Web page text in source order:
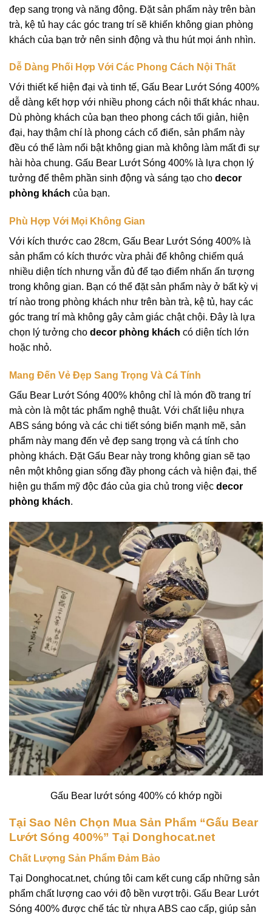
đẹp sang trọng và năng động. Đặt sản phẩm này trên bàn
trà, kệ tủ hay các góc trang trí sẽ khiến không gian phòng
khách của bạn trở nên sinh động và thu hút mọi ánh nhìn.
Dễ Dàng Phối Hợp Với Các Phong Cách Nội Thất
Với thiết kế hiện đại và tinh tế, Gấu Bear Lướt Sóng 400%
dễ dàng kết hợp với nhiều phong cách nội thất khác nhau.
Dù phòng khách của bạn theo phong cách tối giản, hiện
đại, hay thậm chí là phong cách cổ điển, sản phẩm này
đều có thể làm nổi bật không gian mà không làm mất đi sự
hài hòa chung. Gấu Bear Lướt Sóng 400% là lựa chọn lý
tưởng để thêm phần sinh động và sáng tạo cho decor
phòng khách của bạn.
Phù Hợp Với Mọi Không Gian
Với kích thước cao 28cm, Gấu Bear Lướt Sóng 400% là
sản phẩm có kích thước vừa phải để không chiếm quá
nhiều diện tích nhưng vẫn đủ để tạo điểm nhấn ấn tượng
trong không gian. Bạn có thể đặt sản phẩm này ở bất kỳ vị
trí nào trong phòng khách như trên bàn trà, kệ tủ, hay các
góc trang trí mà không gây cảm giác chật chội. Đây là lựa
chọn lý tưởng cho decor phòng khách có diện tích lớn
hoặc nhỏ.
Mang Đến Vẻ Đẹp Sang Trọng Và Cá Tính
Gấu Bear Lướt Sóng 400% không chỉ là món đồ trang trí
mà còn là một tác phẩm nghệ thuật. Với chất liệu nhựa
ABS sáng bóng và các chi tiết sóng biển mạnh mẽ, sản
phẩm này mang đến vẻ đẹp sang trọng và cá tính cho
phòng khách. Đặt Gấu Bear này trong không gian sẽ tạo
nên một không gian sống đầy phong cách và hiện đại, thể
hiện gu thẩm mỹ độc đáo của gia chủ trong việc decor
phòng khách.
Gấu Bear lướt sóng 400% có khớp ngồi
Tại Sao Nên Chọn Mua Sản Phẩm “Gấu Bear
Lướt Sóng 400%” Tại Donghocat.net
Chất Lượng Sản Phẩm Đảm Bảo
Tại Donghocat.net, chúng tôi cam kết cung cấp những sản
phẩm chất lượng cao với độ bền vượt trội. Gấu Bear Lướt
Sóng 400% được chế tác từ nhựa ABS cao cấp, giúp sản